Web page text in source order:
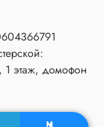
этаж, домофон